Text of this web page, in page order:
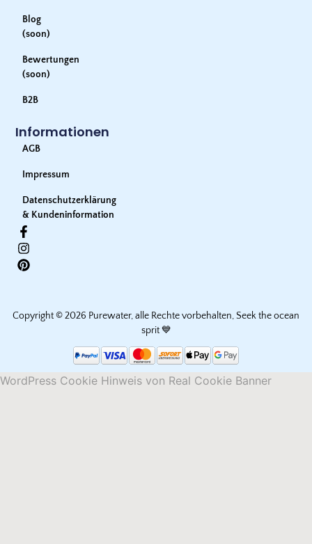
Blog
(soon)
Bewertungen
(soon)
B2B
Informationen
AGB
Impressum
Datenschutzerklärung
& Kundeninformation
Copyright © 2026 Purewater, alle Rechte vorbehalten, Seek the ocean
sprit 💙
WordPress Cookie Hinweis von Real Cookie Banner